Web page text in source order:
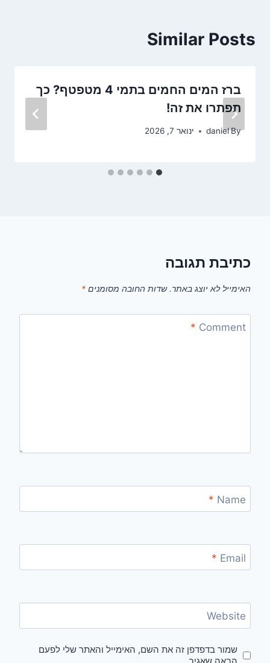
Similar Posts
ברז המים החמים בתמי 4 מטפטף? כך
תפתרו את זה!
By
daniel ינואר 7, 2026
כתיבת תגובה
האימייל לא יוצג באתר. שדות החובה מסומנים *
Comment
*
Name
*
Email
*
Website
שמור בדפדפן זה את השם, האימייל והאתר שלי לפעם